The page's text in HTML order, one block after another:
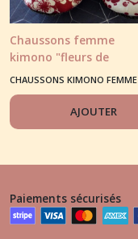
Chaussons femme
kimono "fleurs de
cerisier" ton rouge
CHAUSSONS KIMONO FEMME
AJOUTER
Paiements sécurisés